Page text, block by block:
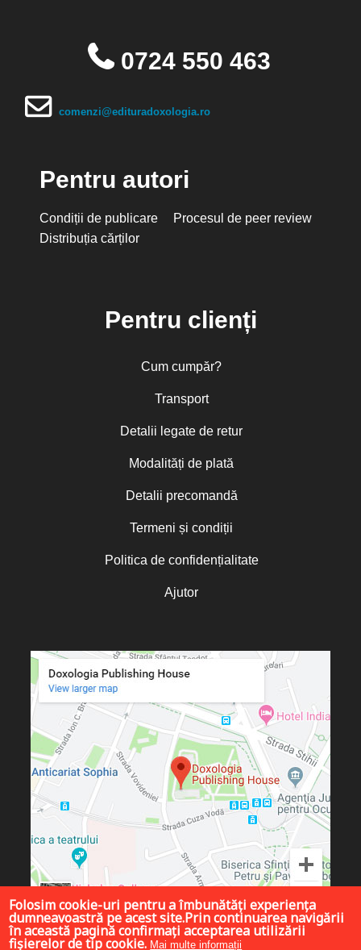
0724 550 463
comenzi@edituradoxologia.ro
Pentru autori
Condiții de publicare
Procesul de peer review
Distribuția cărților
Pentru clienți
Cum cumpăr?
Transport
Detalii legate de retur
Modalități de plată
Detalii precomandă
Termeni și condiții
Politica de confidențialitate
Ajutor
Folosim cookie-uri pentru a îmbunătăți experiența
dumneavoastră pe acest site.Prin continuarea navigării
în această pagină confirmați acceptarea utilizării
fișierelor de tip cookie. Mai multe informații